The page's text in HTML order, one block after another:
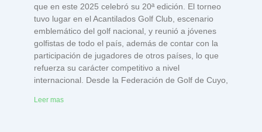
que en este 2025 celebró su 20ª edición. El torneo
tuvo lugar en el Acantilados Golf Club, escenario
emblemático del golf nacional, y reunió a jóvenes
golfistas de todo el país, además de contar con la
participación de jugadores de otros países, lo que
refuerza su carácter competitivo a nivel
internacional. Desde la Federación de Golf de Cuyo,
Leer mas